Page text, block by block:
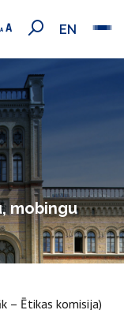
EN
mobingu
– Ētikas komisija)